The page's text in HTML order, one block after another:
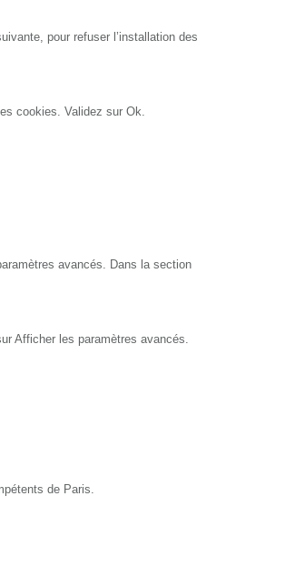
pour refuser l’installation des
cookies. Validez sur Ok.
avancés. Dans la section
Afficher les paramètres avancés.
de Paris.